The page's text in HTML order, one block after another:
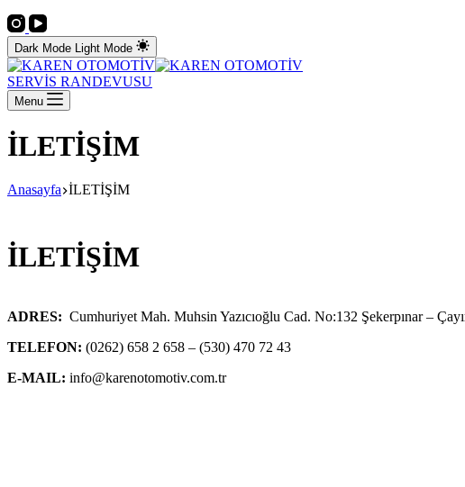
Dark Mode Light Mode
SERVİS RANDEVUSU
Menu
İLETİŞİM
Anasayfa İLETİŞİM
İLETİŞİM
ADRES: Cumhuriyet Mah. Muhsin Yazıcıoğlu Cad. No:132 Şekerpınar –
TELEFON: (0262) 658 2 658 – (530) 470 72 43
E-MAIL: info@karenotomotiv.com.tr